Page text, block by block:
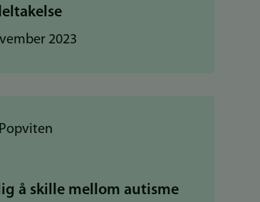
2023
å skille mellom autisme